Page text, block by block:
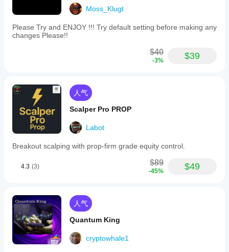
Moss_Klugt
Please Try and ENJOY !!! Try default setting before making any
changes Please!!
$40
-3% $39
人气
Scalper Pro PROP
Labot
Breakout scalping with prop-firm grade equity control.
4.3 (3) $89
-45% $49
人气
Quantum King
cryptowhale1